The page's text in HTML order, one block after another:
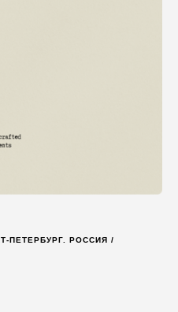
ПЕТЕРБУРГ. РОССИЯ /